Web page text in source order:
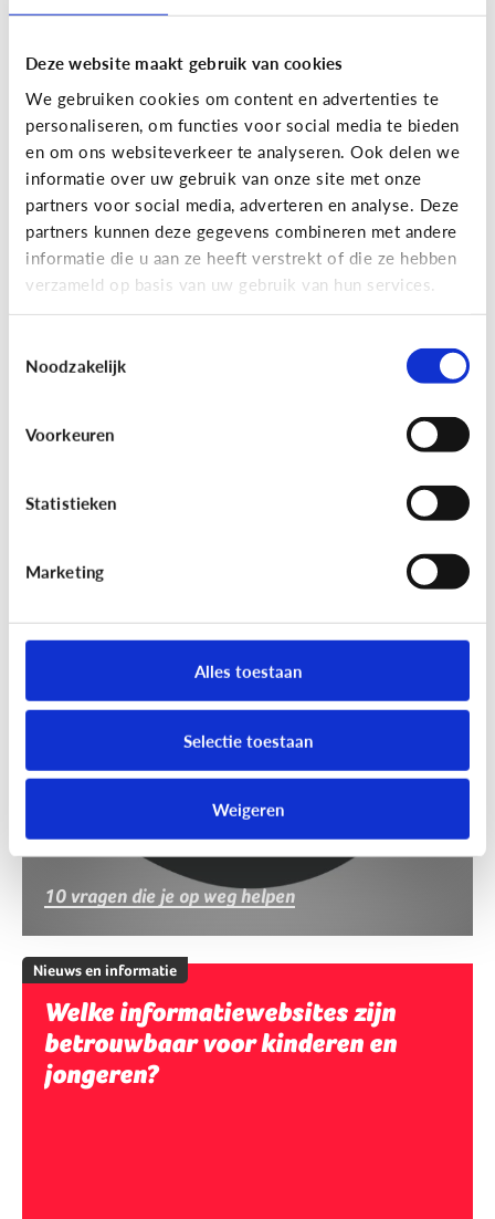
Deze website maakt gebruik van cookies
We gebruiken cookies om content en advertenties te
personaliseren, om functies voor social media te bieden
en om ons websiteverkeer te analyseren. Ook delen we
informatie over uw gebruik van onze site met onze
partners voor social media, adverteren en analyse. Deze
partners kunnen deze gegevens combineren met andere
informatie die u aan ze heeft verstrekt of die ze hebben
verzameld op basis van uw gebruik van hun services.
Noodzakelijk
Voorkeuren
Statistieken
Marketing
Alles toestaan
Selectie toestaan
Weigeren
Nieuws en informatie
7 tips om met je kind te praten
over nieuws
10 vragen die je op weg helpen
Nieuws en informatie
Welke informatiewebsites zijn
betrouwbaar voor kinderen en
jongeren?